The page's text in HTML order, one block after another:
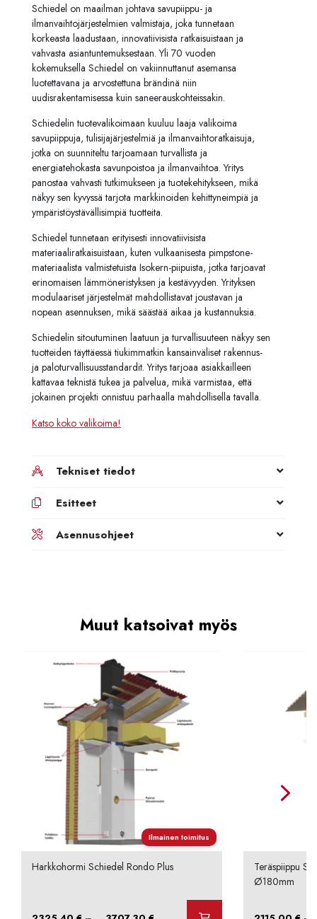
Schiedel on maailman johtava savupiippu- ja
ilmanvaihtojärjestelmien valmistaja, joka tunnetaan
korkeasta laadustaan, innovatiivisista ratkaisuistaan ja
vahvasta asiantuntemuksestaan. Yli 70 vuoden
kokemuksella Schiedel on vakiinnuttanut asemansa
luotettavana ja arvostettuna brändinä niin
uudisrakentamisessa kuin saneerauskohteissakin.
Schiedelin tuotevalikoimaan kuuluu laaja valikoima
savupiippuja, tulisijajärjestelmiä ja ilmanvaihtoratkaisuja,
jotka on suunniteltu tarjoamaan turvallista ja
energiatehokasta savunpoistoa ja ilmanvaihtoa. Yritys
panostaa vahvasti tutkimukseen ja tuotekehitykseen, mikä
näkyy sen kyvyssä tarjota markkinoiden kehittyneimpiä ja
ympäristöystävällisimpiä tuotteita.
Schiedel tunnetaan erityisesti innovatiivisista
materiaaliratkaisuistaan, kuten vulkaanisesta pimpstone-
materiaalista valmistetuista Isokern-piipuista, jotka tarjoavat
erinomaisen lämmöneristyksen ja kestävyyden. Yrityksen
modulaariset järjestelmät mahdollistavat joustavan ja
nopean asennuksen, mikä säästää aikaa ja kustannuksia.
Schiedelin sitoutuminen laatuun ja turvallisuuteen näkyy sen
tuotteiden täyttäessä tiukimmatkin kansainväliset rakennus-
ja paloturvallisuusstandardit. Yritys tarjoaa asiakkailleen
kattavaa teknistä tukea ja palvelua, mikä varmistaa, että
jokainen projekti onnistuu parhaalla mahdollisella tavalla.
Katso koko valikoima!
Tekniset tiedot
Esitteet
Asennusohjeet
Muut katsoivat myös
Ilmainen toimitus
Harkkohormi Schiedel Rondo Plus
Teräspiippu
Ø180mm